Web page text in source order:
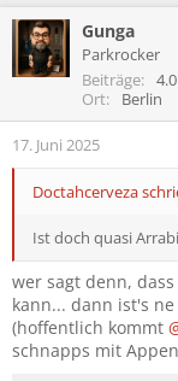
k
t
i
n
e
Gunga
Parkrocker
Beiträge
Ort
Berlin
17. Juni 2025
Doctahcerveza
Ist doch quasi
wer sagt denn,
kann... dann ist's
(hoffentlich kommt
schnapps mit